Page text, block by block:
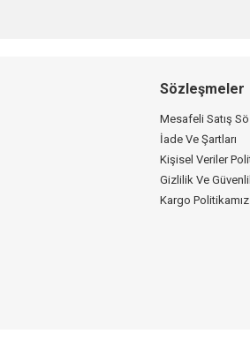
Sözleşmeler
Mesafeli Satış
İade Ve Şartları
Kişisel Veriler
Gizlilik Ve
Kargo Politikamız